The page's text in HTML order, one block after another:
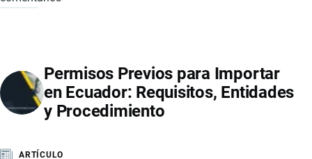
ECUADOR:
PROCESO,
REQUISITOS
Permisos Previos para Importar
en Ecuador: Requisitos, Entidades
y Procedimiento
ARTÍCULO